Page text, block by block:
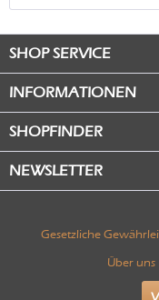
SHOP SERVICE
INFORMATIONEN
SHOPFINDER
NEWSLETTER
Gesetzliche
Über uns